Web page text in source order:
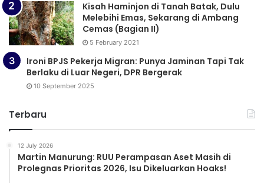
Kisah Haminjon di Tanah Batak, Dulu
Melebihi Emas, Sekarang di Ambang
Cemas (Bagian II)
5 February 2021
Ironi BPJS Pekerja Migran: Punya Jaminan Tapi Tak
Berlaku di Luar Negeri, DPR Bergerak
10 September 2025
Terbaru
12 July 2026
Martin Manurung: RUU Perampasan Aset Masih di
Prolegnas Prioritas 2026, Isu Dikeluarkan Hoaks!